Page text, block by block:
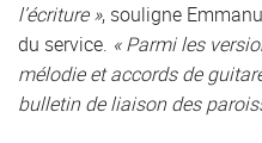
l’écriture », souligne
du service. « Parmi les
mélodie et accords de
bulletin de liaison des